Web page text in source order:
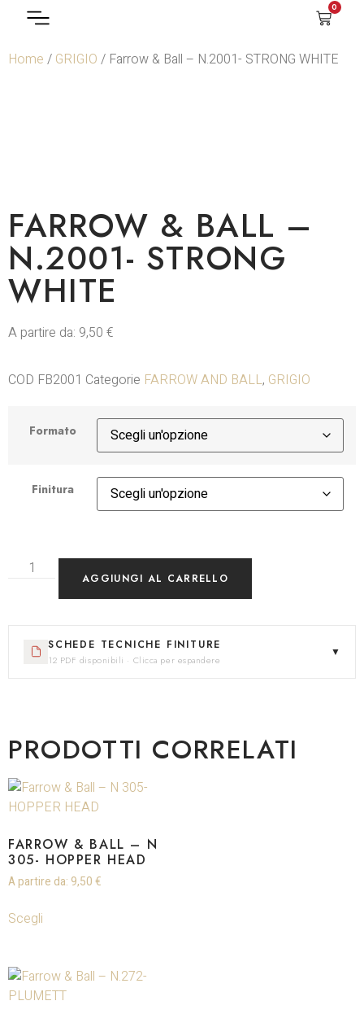
0
Home / GRIGIO / Farrow & Ball – N.2001- STRONG WHITE
FARROW & BALL –
N.2001- STRONG
WHITE
A partire da: 9,50 €
COD FB2001 Categorie FARROW AND BALL, GRIGIO
Formato
Finitura
AGGIUNGI AL CARRELLO
SCHEDE TECNICHE FINITURE
12 PDF disponibili · Clicca per espandere
▼
PRODOTTI CORRELATI
FARROW & BALL – N
305- HOPPER HEAD
A partire da: 9,50 €
Scegli